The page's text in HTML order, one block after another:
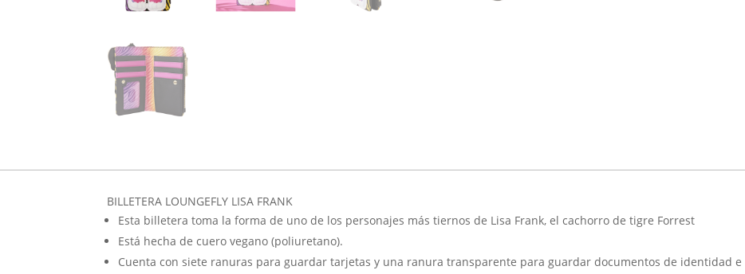
BILLETERA LOUNGEFLY LISA FRANK
Esta billetera toma la forma de uno de los personajes más tiernos de Lisa Frank, el cachorro de tigre Forrest
Está hecha de cuero vegano (poliuretano).
Cuenta con siete ranuras para guardar tarjetas y una ranura transparente para guardar documentos de identidad